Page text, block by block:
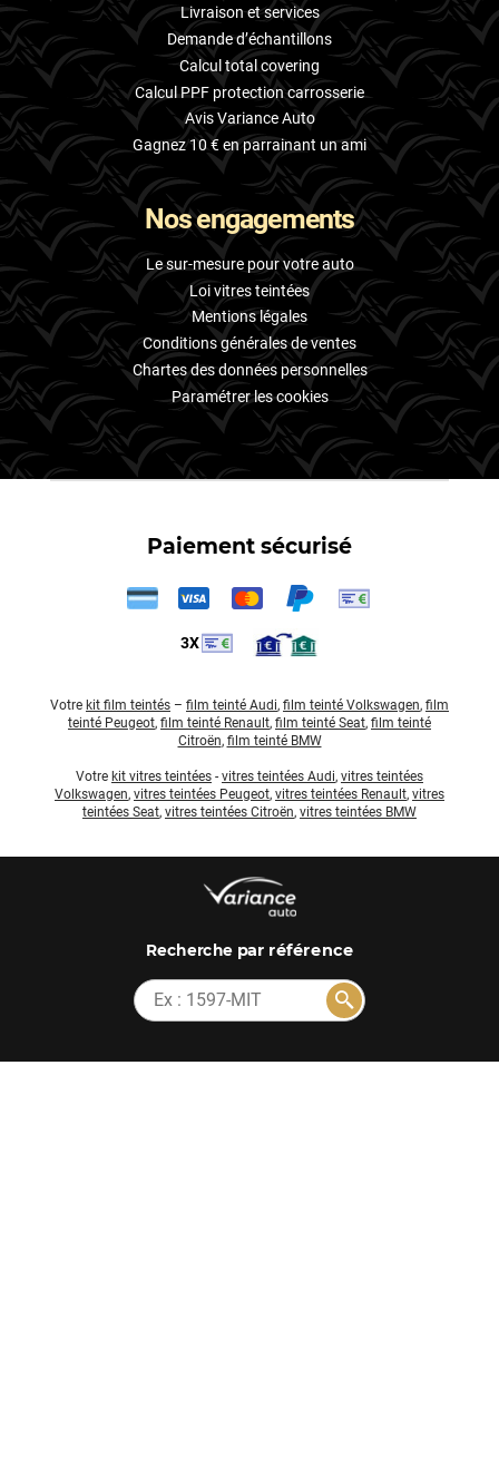
Livraison et services
Demande d’échantillons
Calcul total covering
Calcul PPF protection carrosserie
Avis Variance Auto
Gagnez 10 € en parrainant un ami
Nos engagements
Le sur-mesure pour votre auto
Loi vitres teintées
Mentions légales
Conditions générales de ventes
Chartes des données personnelles
Paramétrer les cookies
Paiement sécurisé
3X
Votre kit film teintés – film teinté Audi, film teinté Volkswagen, film
teinté Peugeot, film teinté Renault, film teinté Seat, film teinté
Citroën, film teinté BMW
Votre kit vitres teintées - vitres teintées Audi, vitres teintées
Volkswagen, vitres teintées Peugeot, vitres teintées Renault, vitres
teintées Seat, vitres teintées Citroën, vitres teintées BMW
Recherchepar référence